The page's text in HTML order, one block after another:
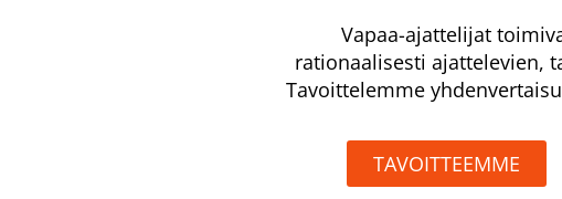
Vapaa-ajattelijat
rationaalisesti ajattelevien,
Tavoittelemme
TAVOITTEEMME